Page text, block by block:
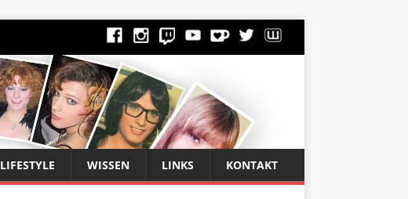
LIFESTYLE WISSEN LINKS KONTAKT